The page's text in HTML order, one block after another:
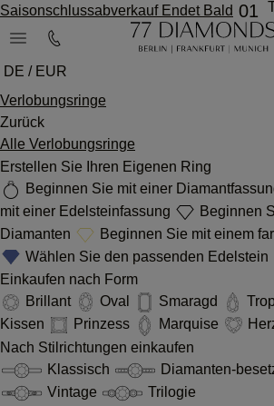
Saisonschlussabverkauf Endet Bald 01
DE / EUR
Verlobungsringe
Zurück
Alle Verlobungsringe
Erstellen Sie Ihren Eigenen Ring
Beginnen Sie mit einer
mit einer Edelsteinfassung
Beginnen
Diamanten
Beginnen Sie mit einem
Wählen Sie den passenden Edelstein
Einkaufen nach Form
Brillant
Oval Smaragd
Kissen
Prinzess Marquise
Nach Stilrichtungen einkaufen
Klassisch
Diamanten-
Vintage
Trilogie